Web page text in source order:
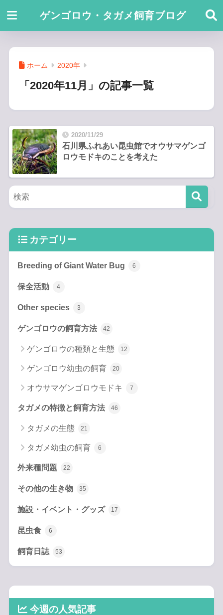
ゲンゴロウ・タガメ飼育ブログ
ホーム 2020年
「2020年11月」の記事一覧
2020/11/29
石川県ふれあい昆虫館でオウサマゲンゴ
ロウモドキのことを考えた
カテゴリー
Breeding of Giant Water Bug 6
保全活動 4
Other species 3
ゲンゴロウの飼育方法 42
ゲンゴロウの種類と生態 12
ゲンゴロウ幼虫の飼育 20
オウサマゲンゴロウモドキ 7
タガメの特徴と飼育方法 46
タガメの生態 21
タガメ幼虫の飼育 6
外来種問題 22
その他の生き物 35
施設・イベント・グッズ 17
昆虫食 6
飼育日誌 53
今週の人気記事